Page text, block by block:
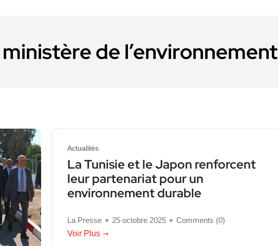
ministère de l’environnement
Actualités
La Tunisie et le Japon renforcent
leur partenariat pour un
environnement durable
La Presse 25 octobre 2025 Comments (0)
Voir Plus